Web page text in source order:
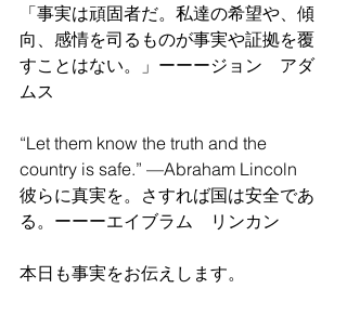
「事実は頑固者だ。私達の希望や、傾
向、感情を司るものが事実や証拠を覆
すことはない。」ーーージョン　アダ
ムス
“Let them know the truth and the
country is safe.” —Abraham Lincoln
彼らに真実を。さすれば国は安全であ
る。ーーーエイブラム　リンカン
本日も事実をお伝えします。